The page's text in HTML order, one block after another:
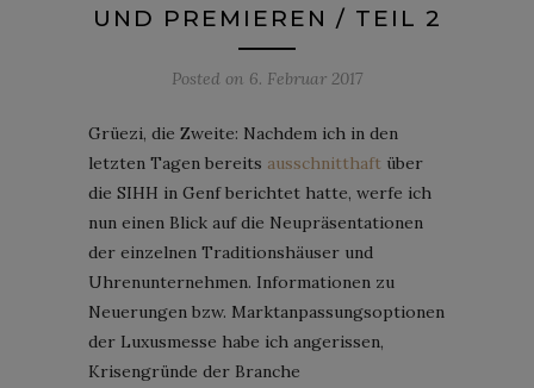
UND PREMIEREN / TEIL 2
Posted on 6. Februar 2017
Grüezi, die Zweite: Nachdem ich in den
letzten Tagen bereits ausschnitthaft über
die SIHH in Genf berichtet hatte, werfe ich
nun einen Blick auf die Neupräsentationen
der einzelnen Traditionshäuser und
Uhrenunternehmen. Informationen zu
Neuerungen bzw. Marktanpassungsoptionen
der Luxusmesse habe ich angerissen,
Krisengründe der Branche